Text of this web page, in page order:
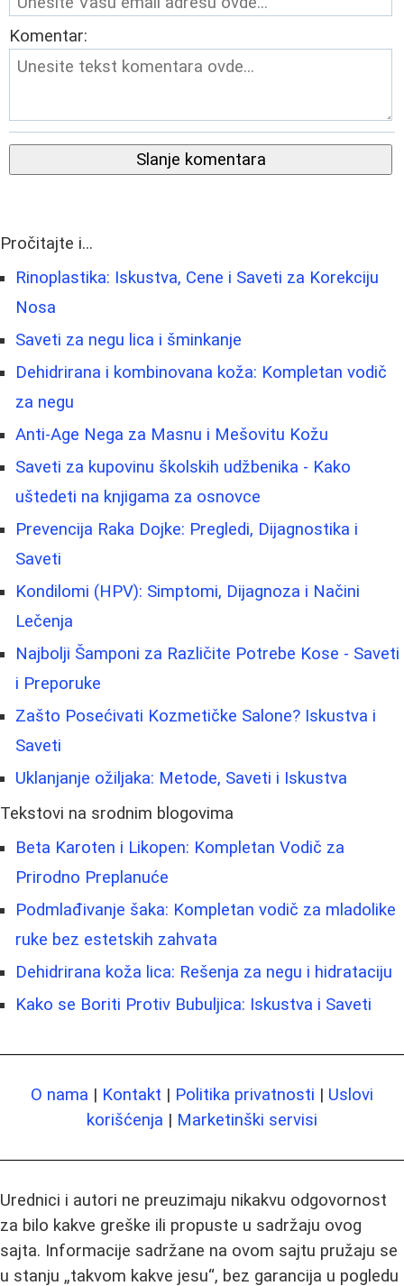
Komentar:
Slanje komentara
Pročitajte i...
Rinoplastika: Iskustva, Cene i Saveti za Korekciju
Nosa
Saveti za negu lica i šminkanje
Dehidrirana i kombinovana koža: Kompletan vodič
za negu
Anti-Age Nega za Masnu i Mešovitu Kožu
Saveti za kupovinu školskih udžbenika - Kako
uštedeti na knjigama za osnovce
Prevencija Raka Dojke: Pregledi, Dijagnostika i
Saveti
Kondilomi (HPV): Simptomi, Dijagnoza i Načini
Lečenja
Najbolji Šamponi za Različite Potrebe Kose - Saveti
i Preporuke
Zašto Posećivati Kozmetičke Salone? Iskustva i
Saveti
Uklanjanje ožiljaka: Metode, Saveti i Iskustva
Tekstovi na srodnim blogovima
Beta Karoten i Likopen: Kompletan Vodič za
Prirodno Preplanuće
Podmlađivanje šaka: Kompletan vodič za mladolike
ruke bez estetskih zahvata
Dehidrirana koža lica: Rešenja za negu i hidrataciju
Kako se Boriti Protiv Bubuljica: Iskustva i Saveti
O nama | Kontakt | Politika privatnosti | Uslovi
korišćenja | Marketinški servisi
Urednici i autori ne preuzimaju nikakvu odgovornost
za bilo kakve greške ili propuste u sadržaju ovog
sajta. Informacije sadržane na ovom sajtu pružaju se
u stanju „takvom kakve jesu“, bez garancija u pogledu